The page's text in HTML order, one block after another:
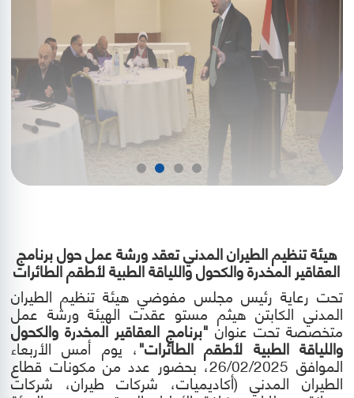
هيئة تنظيم الطيران المدني تعقد ورشة عمل حول برنامج
العقاقير المخدرة والكحول واللياقة الطبية لأطقم الطائرات
تحت رعاية رئيس مجلس مفوضي هيئة تنظيم الطيران
المدني الكابتن هيثم مستوعقدت الهيئة ورشة عمل
متخصصة تحت عنوان "برنامج العقاقير المخدرة والكحول
واللياقة الطبية لأطقم الطائرات"، يوم أمسالأربعاء
الموافق 26/02/2025، بحضور عدد من مكونات قطاع
الطيران المدني (أكاديميات، شركات طيران، شركات